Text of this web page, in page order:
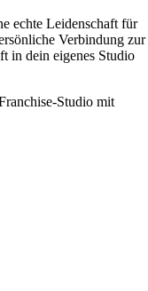
echte Leidenschaft für
Verbindung zur
in dein eigenes Studio
Studio mit